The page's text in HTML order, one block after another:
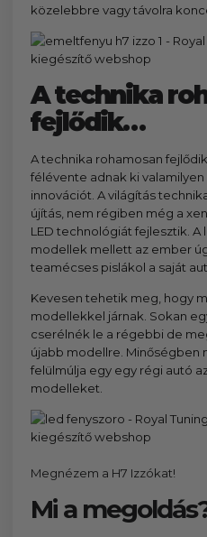
közelebbre vagy távolra
A technika
fejlődik…​
A technika rohamosan
félévente adnak ki valamilyen
innovációt. A világítás
újítás, nem régiben még a
LED technológiát fejlesztik. A
modellek mellett az ember
teamécses pislákol a saját
Kevesen tehetik meg, hogy
modellekkel járnak. Sokan
cserélnék le a régebbi de
újabb modellre. Minőségben
felülmúlja egy egy régi autó
modelleket.
Megnézem a H7 Izzókat!
Mi a